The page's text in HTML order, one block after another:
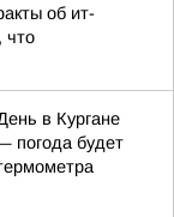
об ит-
что
в Кургане
погода будет